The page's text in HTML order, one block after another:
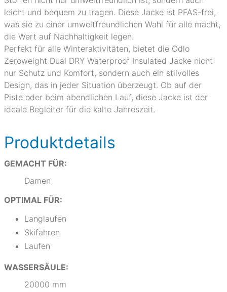
leicht und bequem zu tragen. Diese Jacke ist PFAS-frei,
was sie zu einer umweltfreundlichen Wahl für alle macht,
die Wert auf Nachhaltigkeit legen.
Perfekt für alle Winteraktivitäten, bietet die Odlo
Zeroweight Dual DRY Waterproof Insulated Jacke nicht
nur Schutz und Komfort, sondern auch ein stilvolles
Design, das in jeder Situation überzeugt. Ob auf der
Piste oder beim abendlichen Lauf, diese Jacke ist der
ideale Begleiter für die kalte Jahreszeit.
Produktdetails
GEMACHT FÜR:
Damen
OPTIMAL FÜR:
Langlaufen
Skifahren
Laufen
WASSERSÄULE:
20000 mm